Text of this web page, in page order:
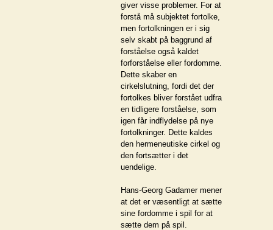
giver visse problemer. For at
forstå må subjektet fortolke,
men fortolkningen er i sig
selv skabt på baggrund af
forståelse også kaldet
forforståelse eller fordomme.
Dette skaber en
cirkelslutning, fordi det der
fortolkes bliver forstået udfra
en tidligere forståelse, som
igen får indflydelse på nye
fortolkninger. Dette kaldes
den hermeneutiske cirkel og
den fortsætter i det
uendelige.
Hans-Georg Gadamer mener
at det er væsentligt at sætte
sine fordomme i spil for at
sætte dem på spil.